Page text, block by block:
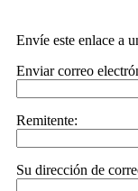
Envíe este enlace a
Enviar correo
Remitente:
Su dirección de